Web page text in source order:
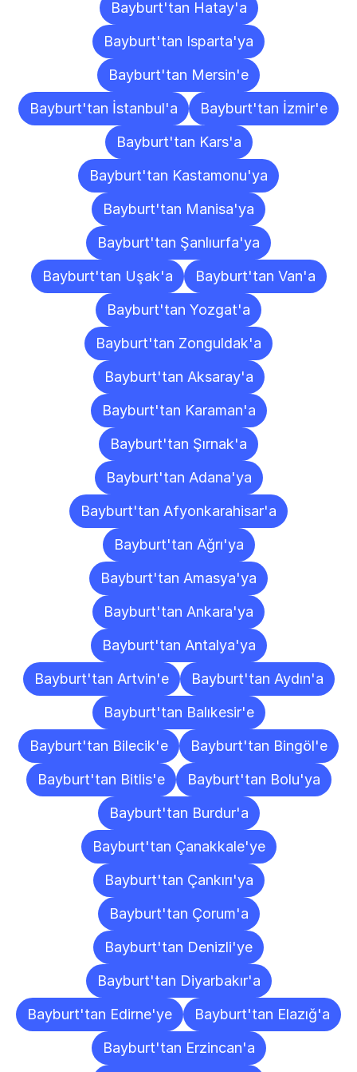
Bayburt'tan Hatay'a
Bayburt'tan Isparta'ya
Bayburt'tan Mersin'e
Bayburt'tan İstanbul'a
Bayburt'tan İzmir'e
Bayburt'tan Kars'a
Bayburt'tan Kastamonu'ya
Bayburt'tan Manisa'ya
Bayburt'tan Şanlıurfa'ya
Bayburt'tan Uşak'a
Bayburt'tan Van'a
Bayburt'tan Yozgat'a
Bayburt'tan Zonguldak'a
Bayburt'tan Aksaray'a
Bayburt'tan Karaman'a
Bayburt'tan Şırnak'a
Bayburt'tan Adana'ya
Bayburt'tan Afyonkarahisar'a
Bayburt'tan Ağrı'ya
Bayburt'tan Amasya'ya
Bayburt'tan Ankara'ya
Bayburt'tan Antalya'ya
Bayburt'tan Artvin'e
Bayburt'tan Aydın'a
Bayburt'tan Balıkesir'e
Bayburt'tan Bilecik'e
Bayburt'tan Bingöl'e
Bayburt'tan Bitlis'e
Bayburt'tan Bolu'ya
Bayburt'tan Burdur'a
Bayburt'tan Çanakkale'ye
Bayburt'tan Çankırı'ya
Bayburt'tan Çorum'a
Bayburt'tan Denizli'ye
Bayburt'tan Diyarbakır'a
Bayburt'tan Edirne'ye
Bayburt'tan Elazığ'a
Bayburt'tan Erzincan'a